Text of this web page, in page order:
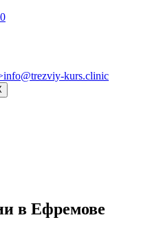
info@trezviy-kurs.clinic
в Ефремове